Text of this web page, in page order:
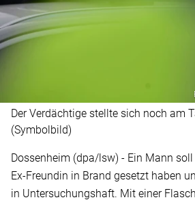
Der Verdächtige stellte sich noch am
(Symbolbild)
Dossenheim (dpa/lsw) - Ein Mann
Ex-Freundin in Brand gesetzt haben
in Untersuchungshaft. Mit einer